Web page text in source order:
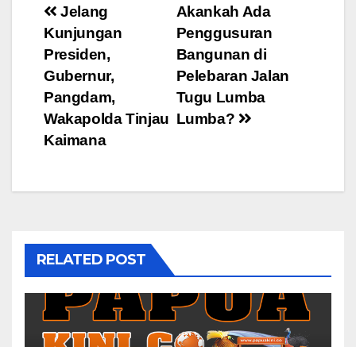
Post
navigation
Akankah Ada
Penggusuran
Bangunan di
Pelebaran Jalan
Tugu Lumba
Lumba?
Jelang
Kunjungan
Presiden,
Gubernur,
Pangdam,
Wakapolda Tinjau
Kaimana
RELATED POST